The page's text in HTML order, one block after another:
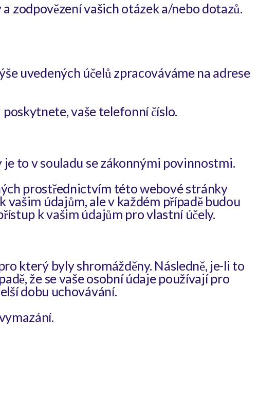
zodpovězení vašich otázek a/nebo dotazů.
uvedených účelů zpracováváme na adrese
vaše telefonní číslo.
to v souladu se zákonnými povinnostmi.
prostřednictvím této webové stránky
údajům, ale v každém případě budou
k vašim údajům pro vlastní účely.
který byly shromážděny. Následně, je-li to
že se vaše osobní údaje používají pro
dobu uchovávání.